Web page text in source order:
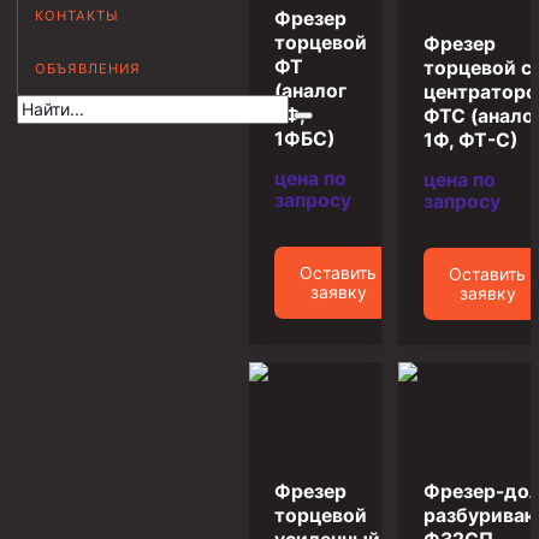
КОНТАКТЫ
ОБЪЯВЛЕНИЯ
Муфта НКВ 60
Муфта НКТ 60
Фрезер
торцевой
ФТ
(аналог
1Ф,
1ФБС)
цена по
запросу
Оставить
заявку
Фрезер
торцевой с
ФТС
1Ф, ФТ-С)
цена по
запросу
Оставить
заявку
Фрезер
торцевой
Фрезер-